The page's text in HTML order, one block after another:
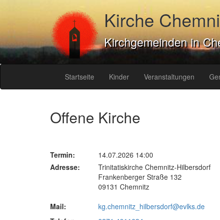
Kirche
Kirchgemeinden in
Startseite Kinder Veranstaltungen
Offene Kirche
Termin:
14.07.2026 14:00
Adresse:
Trinitatiskirche Chemnitz-Hilbersdorf
Frankenberger Straße 132
09131 Chemnitz
Mail:
kg.chemnitz_hilbersdorf@evlks.de